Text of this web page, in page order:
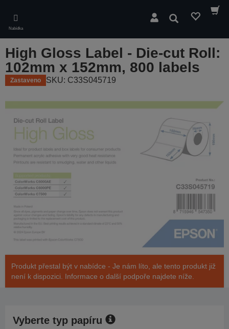
main
content
Nabídka
Hledat
High Gloss Label - Die-cut Roll:
102mm x 152mm, 800 labels
Zastaveno SKU: C33S045719
Produkt přestal být v nabídce - Je nám líto, ale tento produkt již
není k dispozici. Informace o další podpoře najdete níže.
Vyberte typ papíru